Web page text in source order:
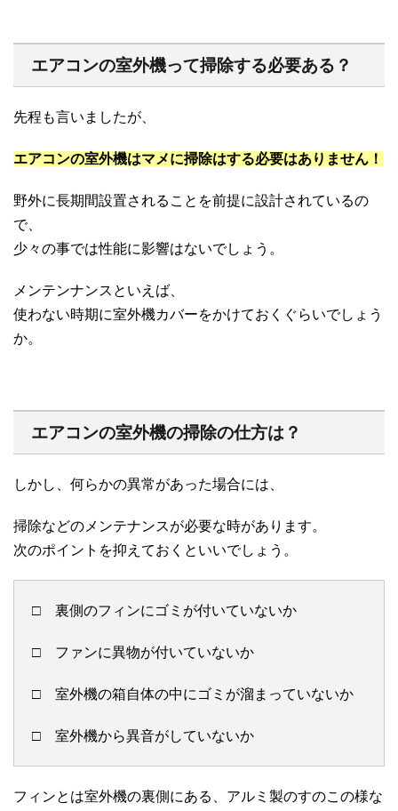
エアコンの室外機って掃除する必要ある？
先程も言いましたが、
エアコンの室外機はマメに掃除はする必要はありません！
野外に長期間設置されることを前提に設計されているの
で、
少々の事では性能に影響はないでしょう。
メンテンナンスといえば、
使わない時期に室外機カバーをかけておくぐらいでしょう
か。
エアコンの室外機の掃除の仕方は？
しかし、何らかの異常があった場合には、
掃除などのメンテナンスが必要な時があります。
次のポイントを抑えておくといいでしょう。
□ 裏側のフィンにゴミが付いていないか
□ ファンに異物が付いていないか
□ 室外機の箱自体の中にゴミが溜まっていないか
□ 室外機から異音がしていないか
フィンとは室外機の裏側にある、アルミ製のすのこの様な